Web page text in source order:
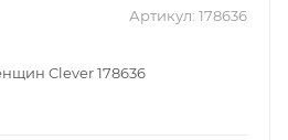
Артикул: 178636
Clever 178636